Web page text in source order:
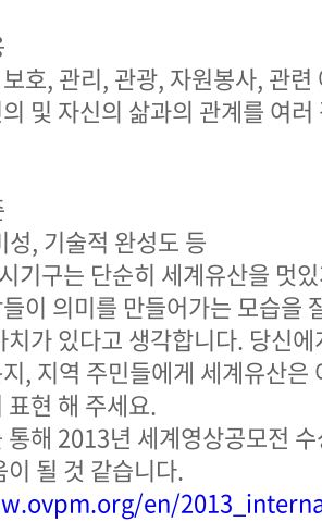
호, 관리, 관광, 자원봉사, 관
및 자신의 삶과의 관계를 여
성, 기술적 완성도 등
기구는 단순히 세계유산을 멋
이 의미를 만들어가는 모습을
치가 있다고 생각합니다. 당신
, 지역 주민들에게 세계유산은
표현 해 주세요.
통해 2013년 세계영상공모전
이 될 것 같습니다.
en/